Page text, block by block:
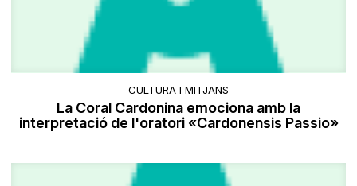
CULTURA I MITJANS
La Coral Cardonina emociona amb la
interpretació de l'oratori «Cardonensis Passio»